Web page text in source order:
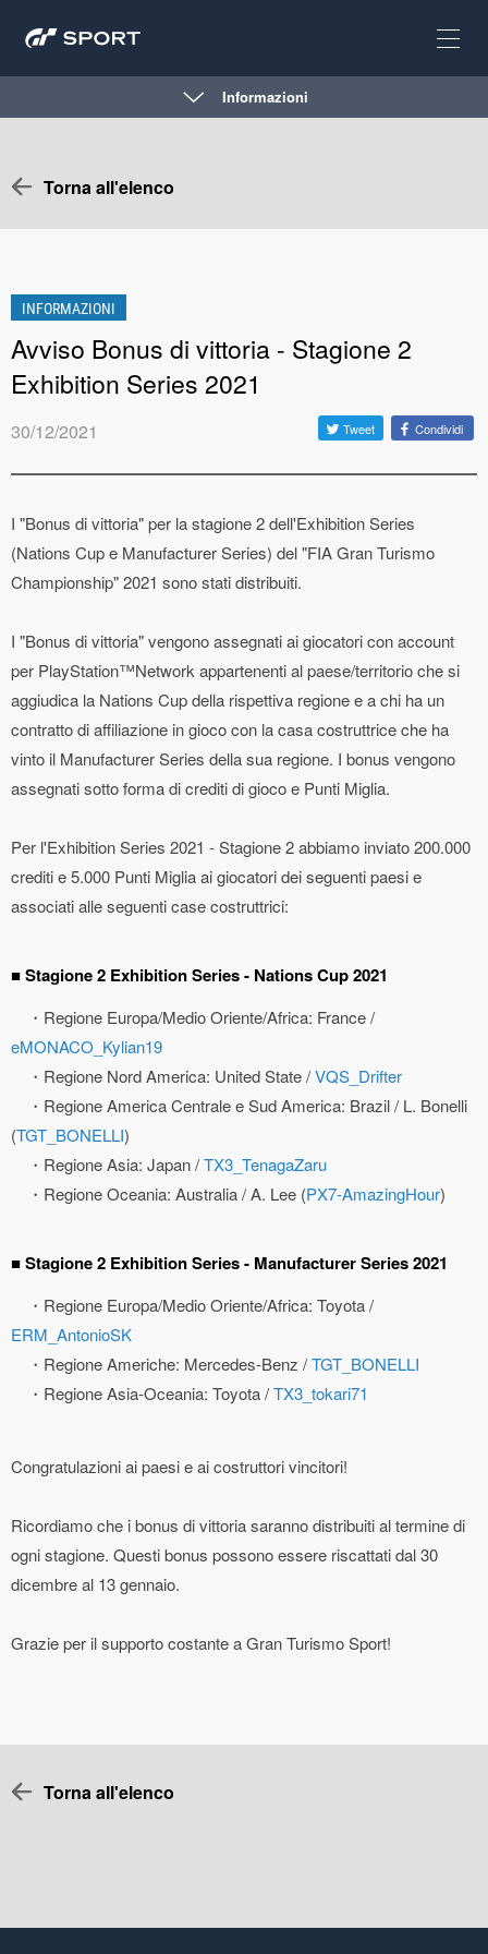
Informazioni
Torna all'elenco
INFORMAZIONI
Avviso Bonus di vittoria - Stagione 2
Exhibition Series 2021
30/12/2021 Tweet Condividi
I "Bonus di vittoria" per la stagione 2 dell'Exhibition Series
(Nations Cup e Manufacturer Series) del "FIA Gran Turismo
Championship" 2021 sono stati distribuiti.
I "Bonus di vittoria" vengono assegnati ai giocatori con account
per PlayStation™Network appartenenti al paese/territorio che si
aggiudica la Nations Cup della rispettiva regione e a chi ha un
contratto di affiliazione in gioco con la casa costruttrice che ha
vinto il Manufacturer Series della sua regione. I bonus vengono
assegnati sotto forma di crediti di gioco e Punti Miglia.
Per l'Exhibition Series 2021 - Stagione 2 abbiamo inviato 200.000
crediti e 5.000 Punti Miglia ai giocatori dei seguenti paesi e
associati alle seguenti case costruttrici:
■ Stagione 2 Exhibition Series - Nations Cup 2021
・Regione Europa/Medio Oriente/Africa: France /
eMONACO_Kylian19
・Regione Nord America: United State /VQS_Drifter
・Regione America Centrale e Sud America: Brazil / L. Bonelli
(TGT_BONELLI)
・Regione Asia: Japan /TX3_TenagaZaru
・Regione Oceania: Australia / A. Lee (PX7-AmazingHour)
■ Stagione 2 Exhibition Series - Manufacturer Series 2021
・Regione Europa/Medio Oriente/Africa: Toyota /
ERM_AntonioSK
・Regione Americhe: Mercedes-Benz /TGT_BONELLI
・Regione Asia-Oceania: Toyota /TX3_tokari71
Congratulazioni ai paesi e ai costruttori vincitori!
Ricordiamo che i bonus di vittoria saranno distribuiti al termine di
ogni stagione. Questi bonus possono essere riscattati dal 30
dicembre al 13 gennaio.
Grazie per il supporto costante a Gran Turismo Sport!
Torna all'elenco